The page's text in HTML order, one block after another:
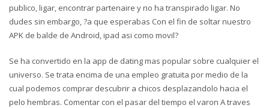
publico, ligar, encontrar partenaire y no ha transpirado ligar. No
dudes sin embargo, ?a que esperabas Con el fin de soltar nuestro
APK de balde de Android, ipad asi­ como movil?
Se ha convertido en la app de dating mas popular sobre cualquier el
universo. Se trata encima de una empleo gratuita por medio de la
cual podemos comprar descubrir a chicos desplazandolo hacia el
pelo hembras. Comentar con el pasar del tiempo el varon A traves